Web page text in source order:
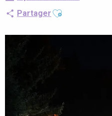
Partager Ajouter aux favoris